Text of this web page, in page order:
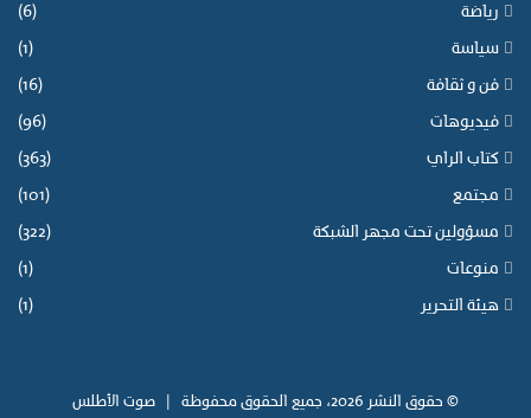
رياضة (6)
سياسة (1)
فن و ثقافة (16)
فيديوهات (96)
كتاب الراي (363)
مجتمع (101)
مسؤولين تحت مجهر الشبكة (322)
منوعات (1)
هيئة التحرير (1)
© حقوق النشر 2026، جميع الحقوق محفوظة | صوت الأطلس